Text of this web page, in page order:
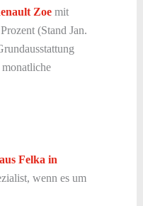
Zoemit
(Stand Jan.
Felka in
wenn es um